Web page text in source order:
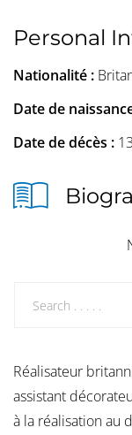
Personal
Nationalité :
Date de
Date de décès :
Réalisateur
assistant
à la réalisation au